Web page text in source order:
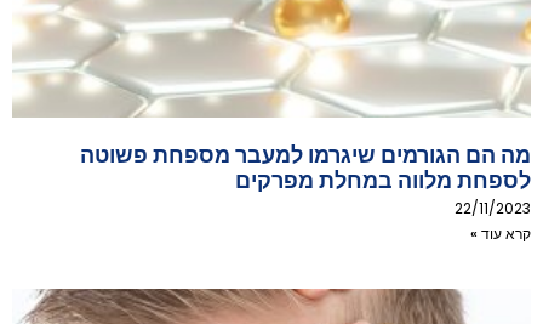
מה הם הגורמים שיגרמו למעבר מספחת פשוטה
לספחת מלווה במחלת מפרקים
22/11/2023
קרא עוד »